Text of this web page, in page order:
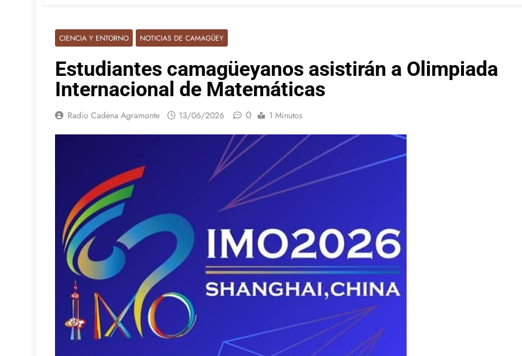
CIENCIA Y ENTORNO NOTICIAS DE CAMAGÜEY
Estudiantes camagüeyanos asistirán a Olimpiada
Internacional de Matemáticas
Radio Cadena Agramonte 13/06/2026 0 1 Minutos